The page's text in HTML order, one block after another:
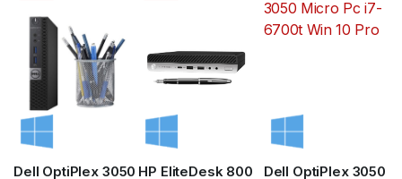
Dell OptiPlex 3050 HP EliteDesk 800
Dell OptiPlex 3050